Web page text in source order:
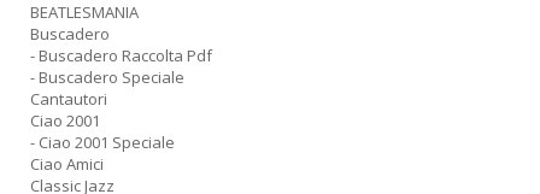
BEATLESMANIA
Buscadero
- Buscadero Raccolta Pdf
- Buscadero Speciale
Cantautori
Ciao 2001
- Ciao 2001 Speciale
Ciao Amici
Classic Jazz